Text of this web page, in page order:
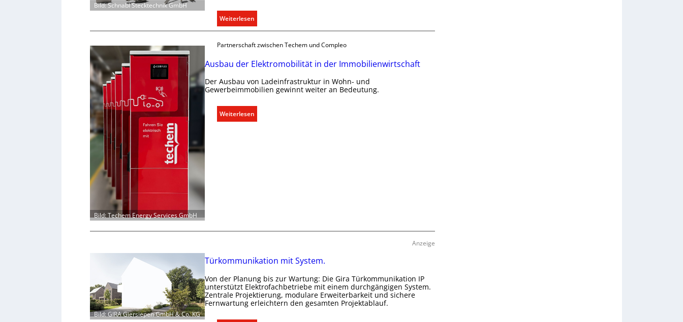
b
e
a
r
f
s
g
r
e
e
n
r
e
g
Bild: Schnabl Stecktechnik GmbH
Weiterlesen:
E
n
C
i
p
ü
r
g
n
e
Bild: Techem Energy Services GmbH
Partnerschaft zwischen Techem und Compleo
Ausbau der Elektromobilität in der Immobilienwirtschaft
Der Ausbau von Ladeinfrastruktur in Wohn- und
Gewerbeimmobilien gewinnt weiter an Bedeutung.
Weiterlesen:
A
l
t
o
m
o
Anzeige
Bild: GIRA Giersiepen GmbH & Co. KG
Türkommunikation mit System.
Von der Planung bis zur Wartung: Die Gira Türkommunikation IP
unterstützt Elektrofachbetriebe mit einem durchgängigen System.
Zentrale Projektierung, modulare Erweiterbarkeit und sichere
Fernwartung erleichtern den gesamten Projektablauf.